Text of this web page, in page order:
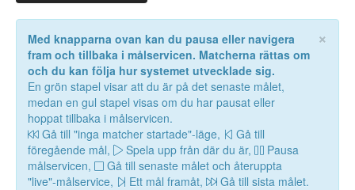
×
Med knapparna ovan kan du pausa eller navigera
fram och tillbaka i målservicen. Matcherna rättas om
och du kan följa hur systemet utvecklade sig.
En grön stapel visar att du är på det senaste målet,
medan en gul stapel visas om du har pausat eller
hoppat tillbaka i målservicen.
Gå till "inga matcher startade"-läge,
Gå till
föregående mål,
Spela upp från där du är,
Pausa
målservicen,
Gå till senaste målet och återuppta
"live"-målservice,
Ett mål framåt, Gå till sista målet.